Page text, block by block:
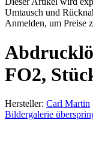
Umtausch und
Anmelden, um Preise
FO2,
Hersteller: Carl Martin
Bildergalerie